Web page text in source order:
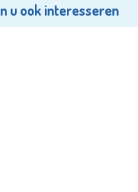
u ook interesseren